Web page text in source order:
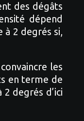
des dégâts
dépend
2 degrés si,
les
en terme de
degrés d’ici